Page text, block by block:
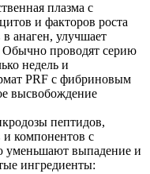
плазма с
и факторов роста
анаген, улучшает
Обычно проводят серию
недель и
PRF с фибриновым
высвобождение
пептидов,
и компонентов с
уменьшают выпадение и
ингредиенты: